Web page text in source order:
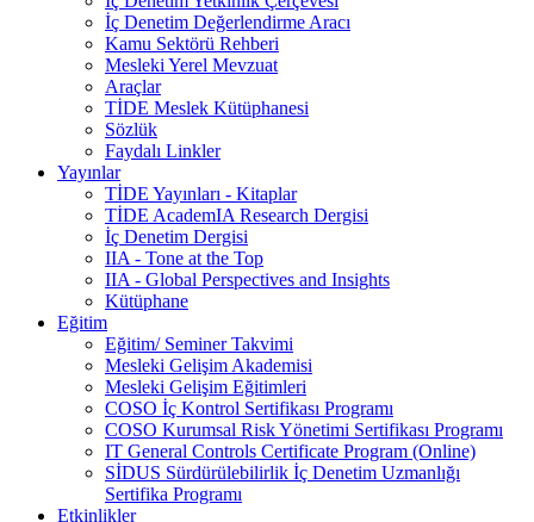
İç Denetim Değerlendirme Aracı
Kamu Sektörü Rehberi
Mesleki Yerel Mevzuat
Araçlar
TİDE Meslek Kütüphanesi
Sözlük
Faydalı Linkler
Yayınlar
TİDE Yayınları - Kitaplar
TİDE AcademIA Research Dergisi
İç Denetim Dergisi
IIA - Tone at the Top
IIA - Global Perspectives and Insights
Kütüphane
Eğitim
Eğitim/ Seminer Takvimi
Mesleki Gelişim Akademisi
Mesleki Gelişim Eğitimleri
COSO İç Kontrol Sertifikası Programı
COSO Kurumsal Risk Yönetimi Sertifikası Programı
IT General Controls Certificate Program (Online)
SİDUS Sürdürülebilirlik İç Denetim Uzmanlığı
Sertifika Programı
Etkinlikler